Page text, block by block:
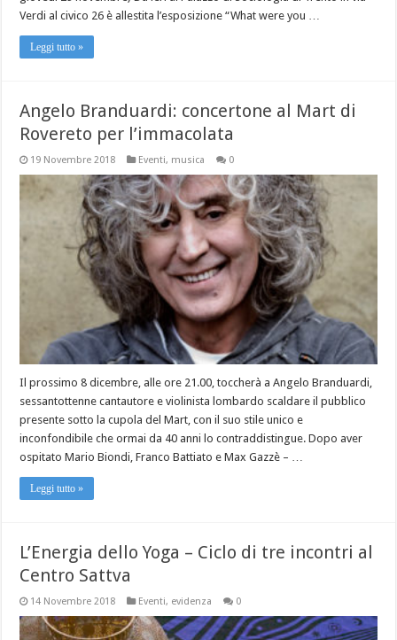
Verdi al civico 26 è allestita l’esposizione “What were you …
Leggi tutto »
Angelo Branduardi: concertone al Mart di
Rovereto per l’immacolata
19 Novembre 2018 Eventi, musica 0
Il prossimo 8 dicembre, alle ore 21.00, toccherà a Angelo Branduardi,
sessantottenne cantautore e violinista lombardo scaldare il pubblico
presente sotto la cupola del Mart, con il suo stile unico e
inconfondibile che ormai da 40 anni lo contraddistingue. Dopo aver
ospitato Mario Biondi, Franco Battiato e Max Gazzè – …
Leggi tutto »
L’Energia dello Yoga – Ciclo di tre incontri al
Centro Sattva
14 Novembre 2018 Eventi, evidenza 0